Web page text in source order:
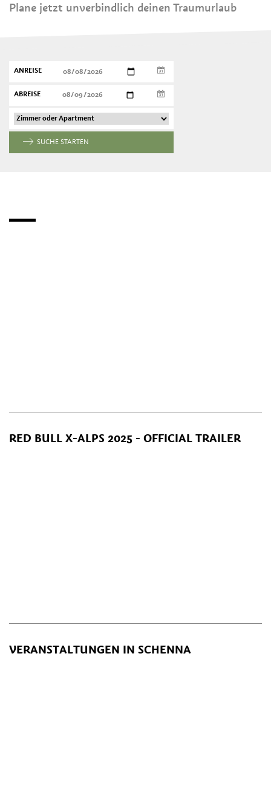
Plane jetzt unverbindlich deinen Traumurlaub
ANREISE
ABREISE
SUCHE STARTEN
RED BULL X-ALPS 2025 - OFFICIAL TRAILER
VERANSTALTUNGEN IN SCHENNA